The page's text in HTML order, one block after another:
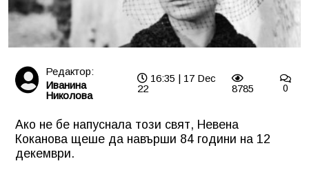
Редактор:
Иванина
Николова
16:35 | 17 Dec
22
8785 0
Ако не бе напуснала този свят, Невена
Коканова щеше да навърши 84 години на 12
декември.